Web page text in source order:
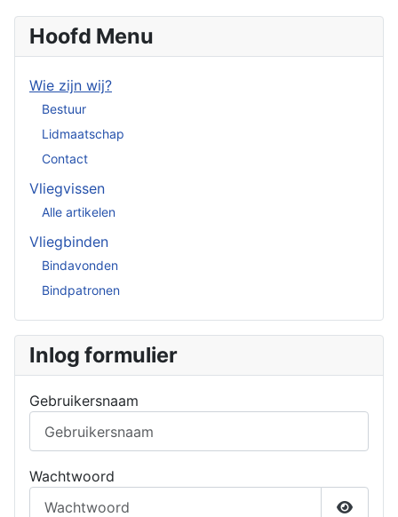
Hoofd Menu
Wie zijn wij?
Bestuur
Lidmaatschap
Contact
Vliegvissen
Alle artikelen
Vliegbinden
Bindavonden
Bindpatronen
Inlog formulier
Gebruikersnaam
Wachtwoord